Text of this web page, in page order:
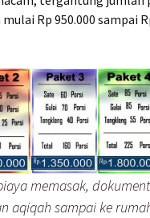
Rp 950.000 sampai
memasak,
aqiqah sampai ke